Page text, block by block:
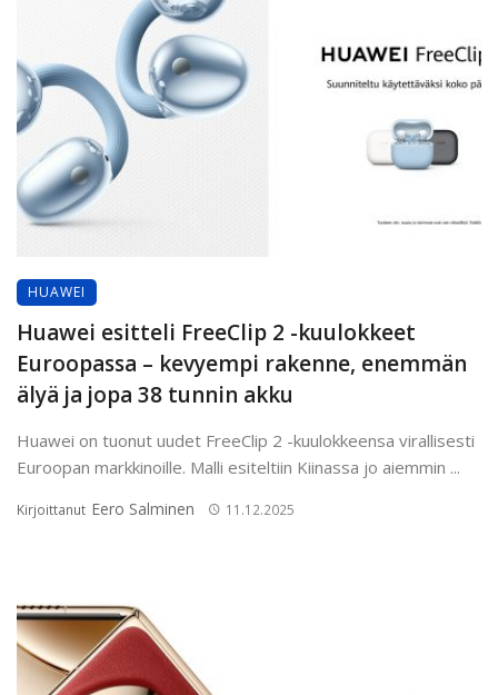
HUAWEI
Huawei esitteli FreeClip 2 -kuulokkeet
Euroopassa – kevyempi rakenne, enemmän
älyä ja jopa 38 tunnin akku
Huawei on tuonut uudet FreeClip 2 -kuulokkeensa virallisesti
Euroopan markkinoille. Malli esiteltiin Kiinassa jo aiemmin ...
Kirjoittanut Eero Salminen 11.12.2025